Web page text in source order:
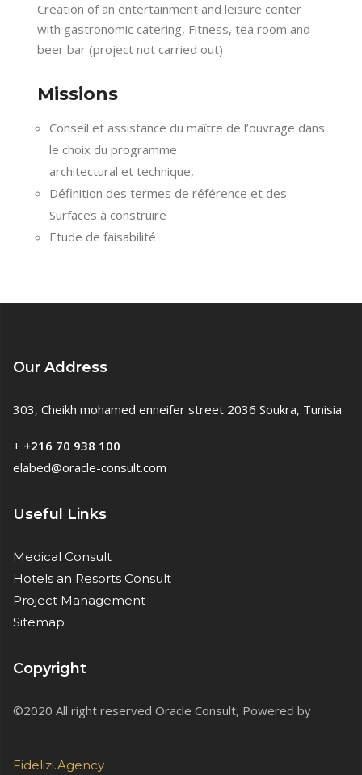
Creation of an entertainment and leisure center
with gastronomic catering, Fitness, tea room and
beer bar (project not carried out)
Missions
Conseil et assistance du maître de l’ouvrage dans
le choix du programme
architectural et technique,
Définition des termes de référence et des
Surfaces à construire
Etude de faisabilité
Our Address
303, Cheikh mohamed enneifer street 2036 Soukra, Tunisia
+ +216 70 938 100
elabed@oracle-consult.com
Useful Links
Medical Consult
Hotels an Resorts Consult
Project Management
Sitemap
Copyright
©2020 All right reserved Oracle Consult, Powered by
Fidelizi.Agency